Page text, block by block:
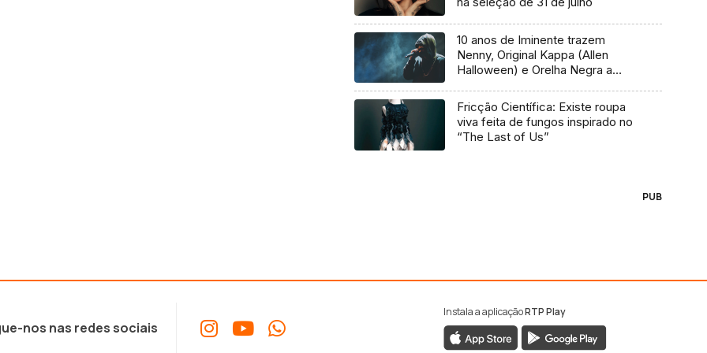
10 anos de Iminente trazem
Nenny, Original Kappa (Allen
Halloween) e Orelha Negra a
Fricção Científica: Existe roupa
viva feita de fungos inspirado no
“The Last of Us”
PUB
nos nas redes sociais
Instala a aplicaçãoRTP Play